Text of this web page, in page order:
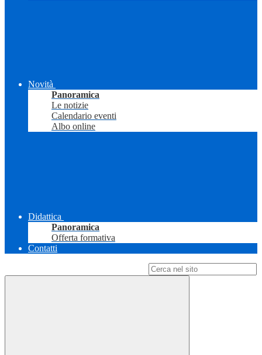
Novità
Panoramica
Le notizie
Calendario eventi
Albo online
Didattica
Panoramica
Offerta formativa
Contatti